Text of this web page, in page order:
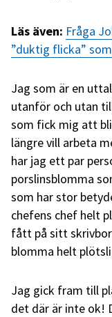
Läs även: Fråga
”duktig flicka”
Jag som är en
utanför och utan
som fick mig att
längre vill arbeta
har jag ett par
porslinsblomma
som har stor
chefens chef helt
fått på sitt
blomma helt
Jag gick fram till
det där är inte ok!